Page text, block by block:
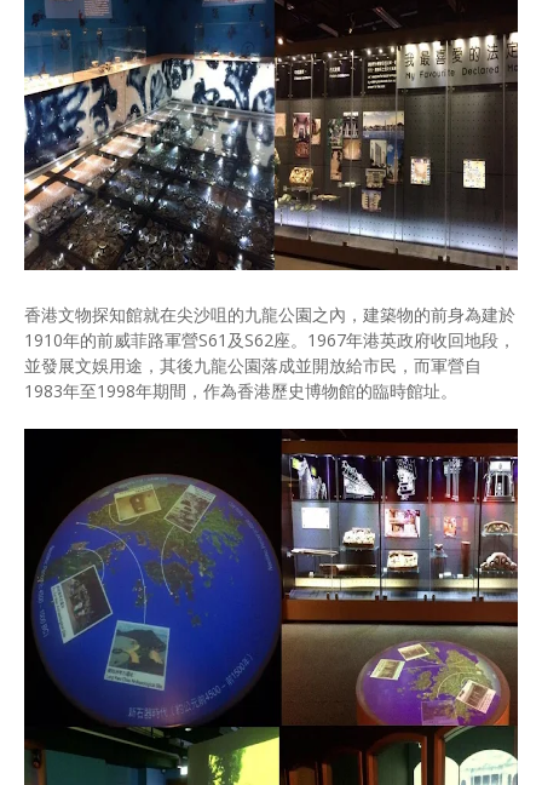
香港文物探知館就在尖沙咀的九龍公園之內，建築物的前身為建於
1910年的前威菲路軍營S61及S62座。1967年港英政府收回地段，
並發展文娛用途，其後九龍公園落成並開放給市民，而軍營自
1983年至1998年期間，作為香港歷史博物館的臨時館址。